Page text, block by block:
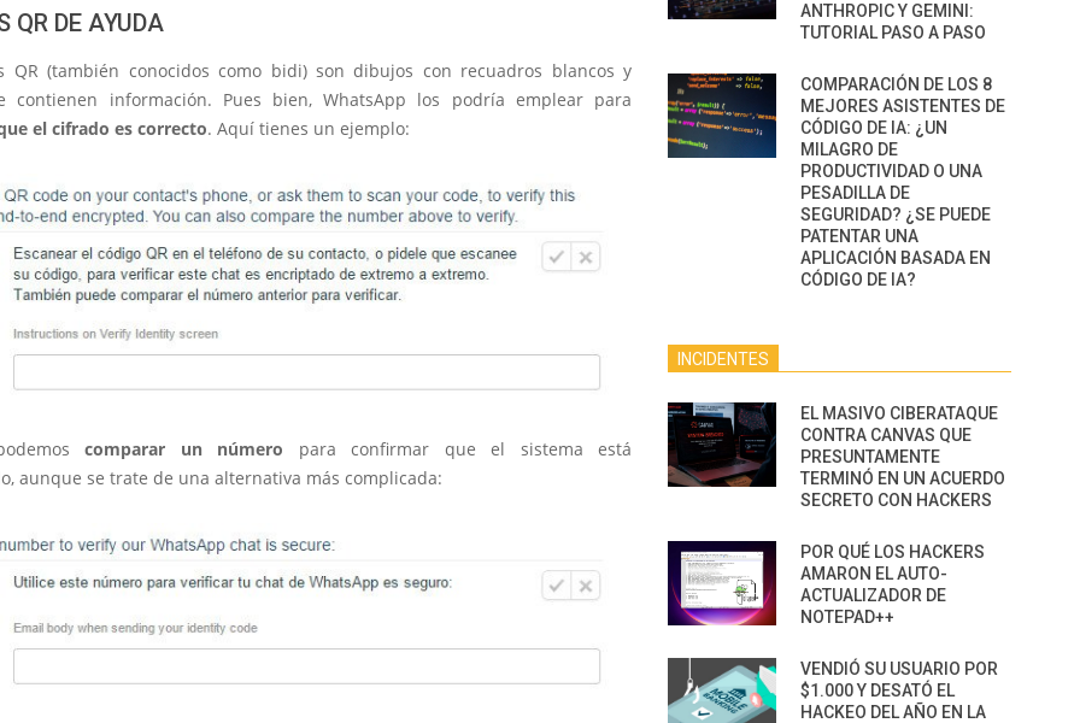
QR DE AYUDA
QR (también conocidos como bidi) son dibujos con recuadros blancos y
contienen información. Pues bien, WhatsApp los podría emplear para
el cifrado es correcto. Aquí tienes un ejemplo:
comparar un número para confirmar que el sistema está
aunque se trate de una alternativa más complicada:
ANTHROPIC Y GEMINI:
TUTORIAL PASO A PASO
COMPARACIÓN DE LOS 8
MEJORES ASISTENTES DE
CÓDIGO DE IA: ¿UN
MILAGRO DE
PRODUCTIVIDAD O UNA
PESADILLA DE
SEGURIDAD? ¿SE PUEDE
PATENTAR UNA
APLICACIÓN BASADA EN
CÓDIGO DE IA?
INCIDENTES
EL MASIVO CIBERATAQUE
CONTRA CANVAS QUE
PRESUNTAMENTE
TERMINÓ EN UN ACUERDO
SECRETO CON HACKERS
POR QUÉ LOS HACKERS
AMARON EL AUTO-
ACTUALIZADOR DE
NOTEPAD++
VENDIÓ SU USUARIO POR
$1.000 Y DESATÓ EL
HACKEO DEL AÑO EN LA